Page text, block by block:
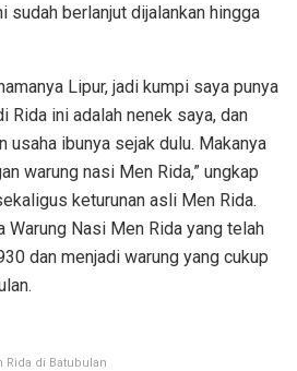
sudah berlanjut dijalankan hingga
Lipur, jadi kumpi saya punya
Rida ini adalah nenek saya, dan
usaha ibunya sejak dulu. Makanya
warung nasi Men Rida,” ungkap
keturunan asli Men Rida.
Warung Nasi Men Rida yang telah
dan menjadi warung yang cukup
Rida di Batubulan